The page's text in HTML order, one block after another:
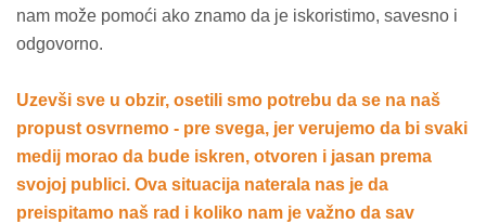
nam može pomoći ako znamo da je iskoristimo, savesno i
odgovorno.
Uzevši sve u obzir, osetili smo potrebu da se na naš
propust osvrnemo - pre svega, jer verujemo da bi svaki
medij morao da bude iskren, otvoren i jasan prema
svojoj publici. Ova situacija naterala nas je da
preispitamo naš rad i koliko nam je važno da sav